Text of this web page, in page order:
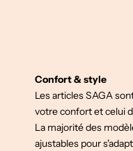
Confort & style
Les articles SAGA
votre confort et celui
La majorité des
ajustables pour